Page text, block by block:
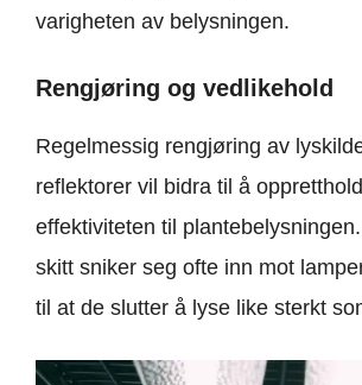
varigheten av belysningen.
Rengjøring og vedlikehold
Regelmessig rengjøring av
reflektorer vil bidra til å
effektiviteten til
skitt sniker seg ofte inn mot
til at de slutter å lyse like sterkt